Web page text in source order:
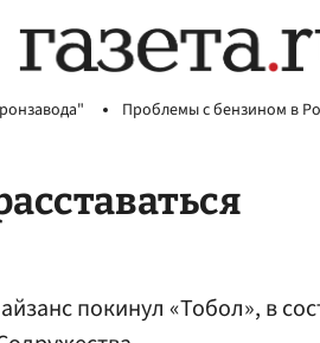
Проблемы с бензином в
покинул «Тобол», в